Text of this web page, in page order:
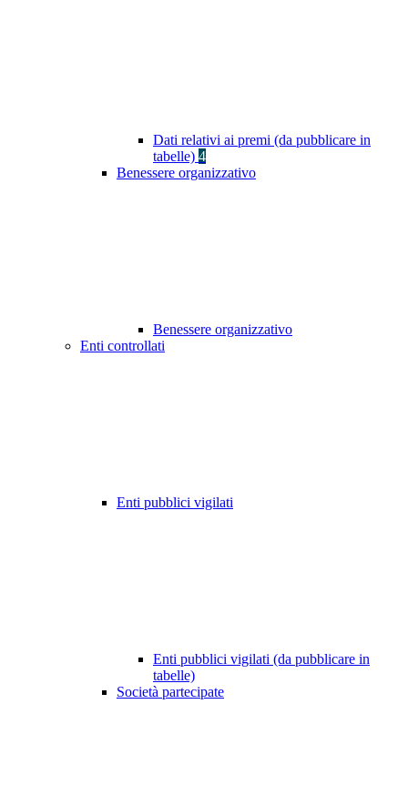
Dati relativi ai premi (da pubblicare in
tabelle) 4
Benessere organizzativo
Benessere organizzativo
Enti controllati
Enti pubblici vigilati
Enti pubblici vigilati (da pubblicare in
tabelle)
Società partecipate